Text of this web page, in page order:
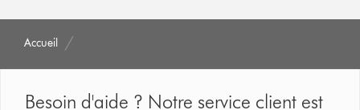
Accueil
Besoin d'aide ? Notre service client est